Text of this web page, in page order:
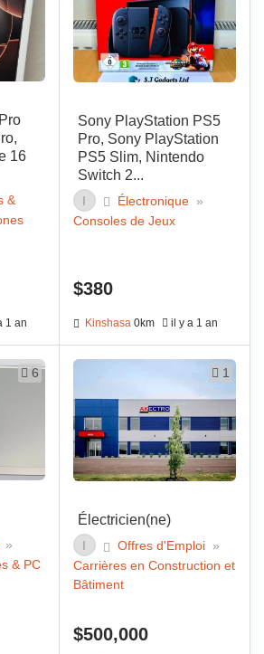
16
&
1 an
Sony PlayStation PS5
Pro, Sony PlayStation
PS5 Slim, Nintendo
Switch 2...
I Électronique »
Consoles de Jeux
$380
Kinshasa 0km il y a 1 an
6
»
& PC
1
Électricien(ne)
I Offres d'Emploi »
Carrières en Construction et
Bâtiment
$500,000